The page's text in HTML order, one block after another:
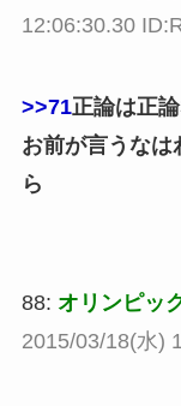
12:06:30.30
>>71正論は正論
お前が言うなは
ら
88: オリンピッ
2015/03/18(水)